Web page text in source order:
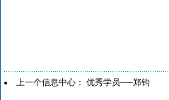
上一个信息中心： 优秀学员──郑钧